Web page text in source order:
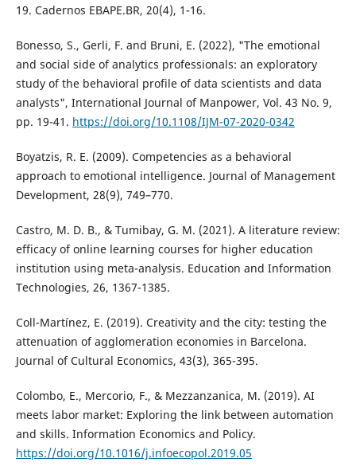
19. Cadernos EBAPE.BR, 20(4), 1-16.
Bonesso, S., Gerli, F. and Bruni, E. (2022), "The emotional
and social side of analytics professionals: an exploratory
study of the behavioral profile of data scientists and data
analysts", International Journal of Manpower, Vol. 43 No. 9,
pp. 19-41. https://doi.org/10.1108/IJM-07-2020-0342
Boyatzis, R. E. (2009). Competencies as a behavioral
approach to emotional intelligence. Journal of Management
Development, 28(9), 749–770.
Castro, M. D. B., & Tumibay, G. M. (2021). A literature review:
efficacy of online learning courses for higher education
institution using meta-analysis. Education and Information
Technologies, 26, 1367-1385.
Coll-Martínez, E. (2019). Creativity and the city: testing the
attenuation of agglomeration economies in Barcelona.
Journal of Cultural Economics, 43(3), 365-395.
Colombo, E., Mercorio, F., & Mezzanzanica, M. (2019). AI
meets labor market: Exploring the link between automation
and skills. Information Economics and Policy.
https://doi.org/10.1016/j.infoecopol.2019.05